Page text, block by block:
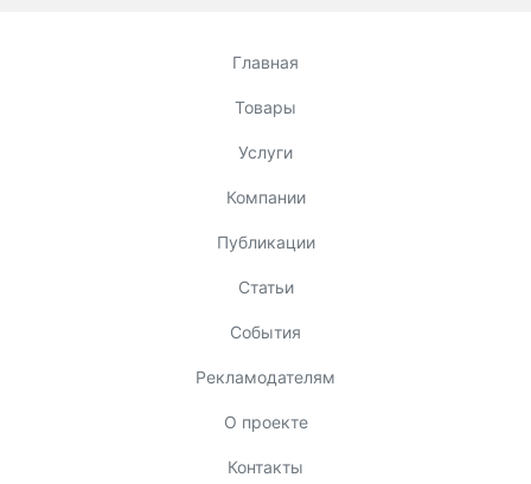
Главная
Товары
Услуги
Компании
Публикации
Статьи
События
Рекламодателям
О проекте
Контакты